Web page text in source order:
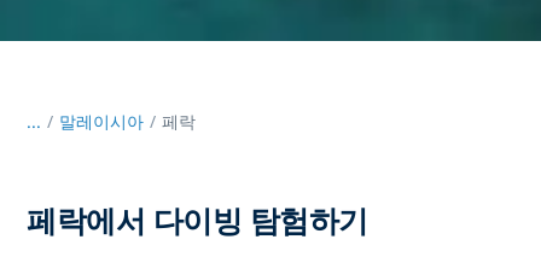
... / 말레이시아 페락
페락에서 다이빙 탐험하기